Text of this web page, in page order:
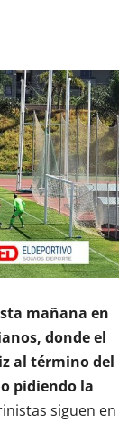
mañana en
donde el
al término del
pidiendo la
siguen en